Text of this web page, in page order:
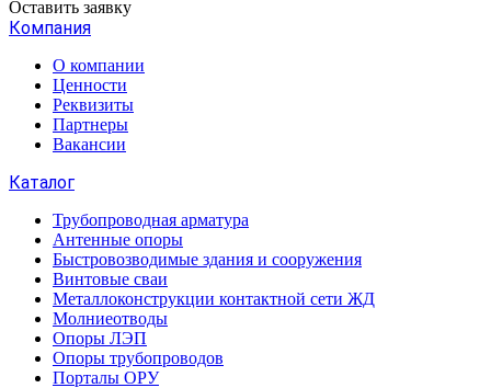
Оставить заявку
Компания
О компании
Ценности
Реквизиты
Партнеры
Вакансии
Каталог
Трубопроводная арматура
Антенные опоры
Быстровозводимые здания и сооружения
Винтовые сваи
Металлоконструкции контактной сети ЖД
Молниеотводы
Опоры ЛЭП
Опоры трубопроводов
Порталы ОРУ